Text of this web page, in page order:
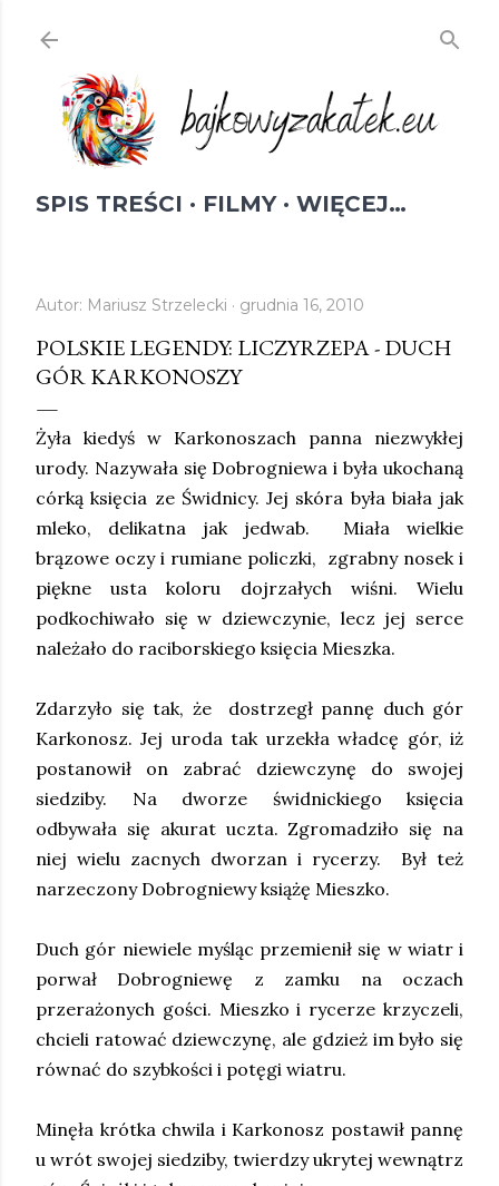
SPIS TREŚCI FILMY WIĘCEJ…
Autor: Mariusz Strzelecki grudnia 16, 2010
POLSKIE LEGENDY: LICZYRZEPA - DUCH
GÓR KARKONOSZY
Żyła kiedyś w Karkonoszach panna niezwykłej
urody. Nazywała się Dobrogniewa i była ukochaną
córką księcia ze Świdnicy. Jej skóra była biała jak
mleko, delikatna jak jedwab. Miała wielkie
brązowe oczy i rumiane policzki, zgrabny nosek i
piękne usta koloru dojrzałych wiśni. Wielu
podkochiwało się w dziewczynie, lecz jej serce
należało do raciborskiego księcia Mieszka.
Zdarzyło się tak, że dostrzegł pannę duch gór
Karkonosz. Jej uroda tak urzekła władcę gór, iż
postanowił on zabrać dziewczynę do swojej
siedziby. Na dworze świdnickiego księcia
odbywała się akurat uczta. Zgromadziło się na
niej wielu zacnych dworzan i rycerzy. Był też
narzeczony Dobrogniewy książę Mieszko.
Duch gór niewiele myśląc przemienił się w wiatr i
porwał Dobrogniewę z zamku na oczach
przerażonych gości. Mieszko i rycerze krzyczeli,
chcieli ratować dziewczynę, ale gdzież im było się
równać do szybkości i potęgi wiatru.
Minęła krótka chwila i Karkonosz postawił pannę
u wrót swojej siedziby, twierdzy ukrytej wewnątrz